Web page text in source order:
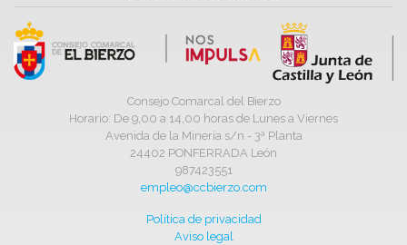
Consejo Comarcal del Bierzo
Horario: De 9,00 a 14,00 horas de Lunes a Viernes
Avenida de la Minería s/n - 3ª Planta
24402 PONFERRADA León
987423551
empleo@ccbierzo.com
Política de privacidad
Aviso legal